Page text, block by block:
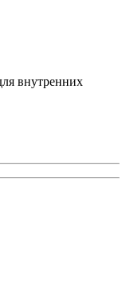
внутренних